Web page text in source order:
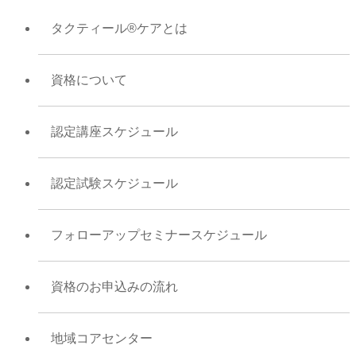
タクティール®ケアとは
資格について
認定講座スケジュール
認定試験スケジュール
フォローアップセミナースケジュール
資格のお申込みの流れ
地域コアセンター